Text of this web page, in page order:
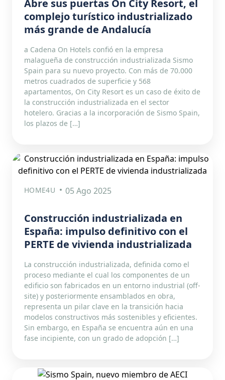
Abre sus puertas On City Resort, el
complejo turístico industrializado
más grande de Andalucía
a Cadena On Hotels confió en la empresa
malagueña de construcción industrializada Sismo
Spain para su nuevo proyecto. Con más de 70.000
metros cuadrados de superficie y 568
apartamentos, On City Resort es un caso de éxito de
la construcción industrializada en el sector
hotelero. Gracias a la incorporación de Sismo Spain,
los plazos de […]
HOME4U 05 Ago 2025
Construcción industrializada en
España: impulso definitivo con el
PERTE de vivienda industrializada
La construcción industrializada, definida como el
proceso mediante el cual los componentes de un
edificio son fabricados en un entorno industrial (off-
site) y posteriormente ensamblados en obra,
representa un pilar clave en la transición hacia
modelos constructivos más sostenibles y eficientes.
Sin embargo, en España se encuentra aún en una
fase incipiente, con un grado de adopción […]